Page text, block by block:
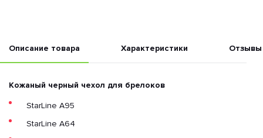
Описание товара Характеристики Отзывы
Кожаный черный чехол для брелоков
StarLine A95
StarLine A64